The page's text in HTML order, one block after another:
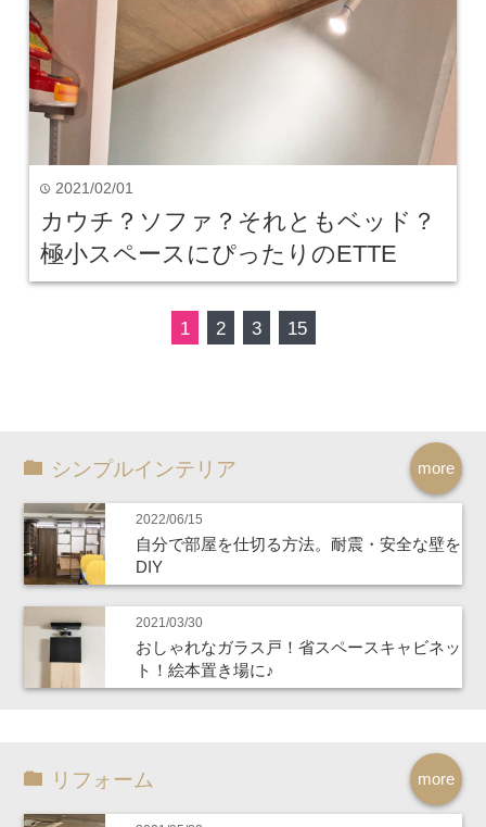
time 2021/02/01
カウチ？ソファ？それともベッド？
極小スペースにぴったりのETTE
1 2 3 15
more
シンプルインテリア
2022/06/15
自分で部屋を仕切る方法。耐震・安全な壁を
DIY
2021/03/30
おしゃれなガラス戸！省スペースキャビネッ
ト！絵本置き場に♪
more
リフォーム